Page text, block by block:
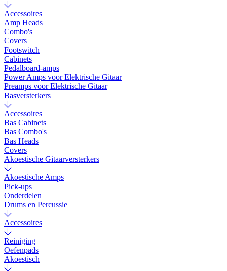
Accessoires
Amp Heads
Combo's
Covers
Footswitch
Cabinets
Pedalboard-amps
Power Amps voor Elektrische Gitaar
Preamps voor Elektrische Gitaar
Basversterkers
Accessoires
Bas Cabinets
Bas Combo's
Bas Heads
Covers
Akoestische Gitaarversterkers
Akoestische Amps
Pick-ups
Onderdelen
Drums en Percussie
Accessoires
Reiniging
Oefenpads
Akoestisch